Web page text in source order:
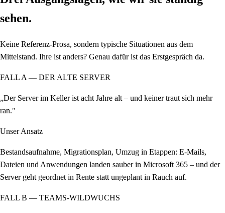
sehen.
Keine Referenz-Prosa, sondern typische Situationen aus dem
Mittelstand. Ihre ist anders? Genau dafür ist das Erstgespräch da.
FALL A — DER ALTE SERVER
„Der Server im Keller ist acht Jahre alt – und keiner traut sich mehr
ran."
Unser Ansatz
Bestandsaufnahme, Migrationsplan, Umzug in Etappen: E-Mails,
Dateien und Anwendungen landen sauber in Microsoft 365 – und der
Server geht geordnet in Rente statt ungeplant in Rauch auf.
FALL B — TEAMS-WILDWUCHS